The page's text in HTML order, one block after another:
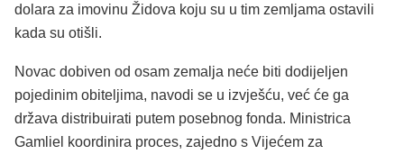
dolara za imovinu Židova koju su u tim zemljama ostavili
kada su otišli.
Novac dobiven od osam zemalja neće biti dodijeljen
pojedinim obiteljima, navodi se u izvješću, već će ga
država distribuirati putem posebnog fonda. Ministrica
Gamliel koordinira proces, zajedno s Vijećem za